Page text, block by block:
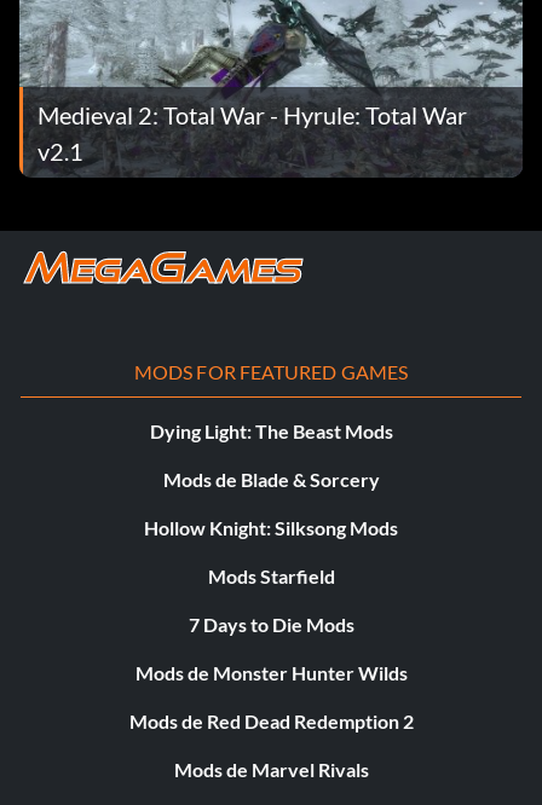
Medieval 2: Total War - Hyrule: Total War
v2.1
MODS FOR FEATURED GAMES
Dying Light: The Beast Mods
Mods de Blade & Sorcery
Hollow Knight: Silksong Mods
Mods Starfield
7 Days to Die Mods
Mods de Monster Hunter Wilds
Mods de Red Dead Redemption 2
Mods de Marvel Rivals